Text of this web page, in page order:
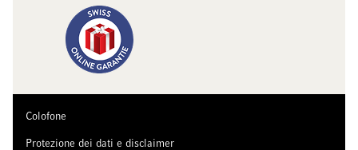
Colofone
Protezione dei dati e disclaimer